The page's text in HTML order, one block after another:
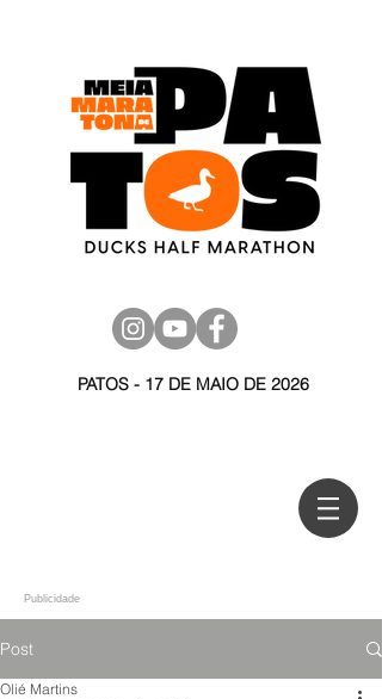
PATOS - 17 DE MAIO DE 2026
Publicidade
Post
Olié Martins